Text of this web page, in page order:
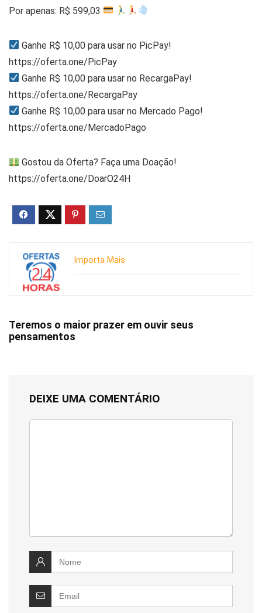
Por apenas: R$ 599,03
Ganhe R$ 10,00 para usar no PicPay!
https://oferta.one/PicPay
Ganhe R$ 10,00 para usar no RecargaPay!
https://oferta.one/RecargaPay
Ganhe R$ 10,00 para usar no Mercado Pago!
https://oferta.one/MercadoPago
Gostou da Oferta? Faça uma Doação!
https://oferta.one/DoarO24H
Importa Mais
Teremos o maior prazer em ouvir seus
pensamentos
DEIXE UMA COMENTÁRIO